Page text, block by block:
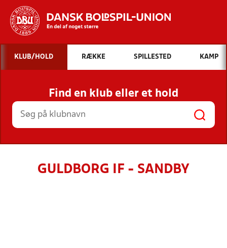
Hvad vil du søge efter?
INDHOLD OG NYHEDER
STILLINGER, RESULTATER, KLUBBER OG
HOLD
KLUB/HOLD RÆKKE SPILLESTED KAMP
Find en klub eller et hold
GULDBORG IF - SANDBY